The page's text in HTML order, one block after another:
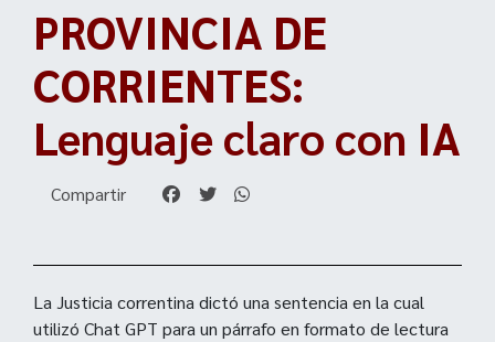
PROVINCIA DE
CORRIENTES:
Lenguaje claro con IA
Compartir
La Justicia correntina dictó una sentencia en la cual
utilizó Chat GPT para un párrafo en formato de lectura